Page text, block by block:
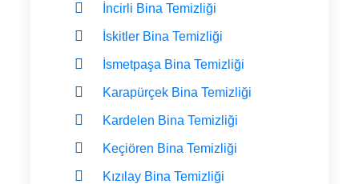
İncirli Bina Temizliği
İskitler Bina Temizliği
İsmetpaşa Bina Temizliği
Karapürçek Bina Temizliği
Kardelen Bina Temizliği
Keçiören Bina Temizliği
Kızılay Bina Temizliği